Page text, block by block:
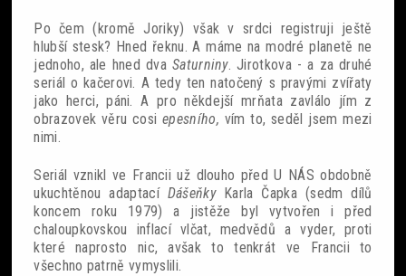
Po čem (kromě Joriky) však v srdci registruji ještě
hlubší stesk? Hned řeknu. A máme na modré planetě ne
jednoho, ale hned dva Saturniny. Jirotkova - a za druhé
seriál o kačerovi. A tedy ten natočený s pravými zvířaty
jako herci, páni. A pro někdejší mrňata zavlálo jím z
obrazovek věru cosi epesního, vím to, seděl jsem mezi
nimi.
Seriál vznikl ve Francii už dlouho před U NÁS obdobně
ukuchtěnou adaptací Dášeňky Karla Čapka (sedm dílů
koncem roku 1979) a jistěže byl vytvořen i před
chaloupkovskou inflací vlčat, medvědů a vyder, proti
které naprosto nic, avšak to tenkrát ve Francii to
všechno patrně vymyslili.